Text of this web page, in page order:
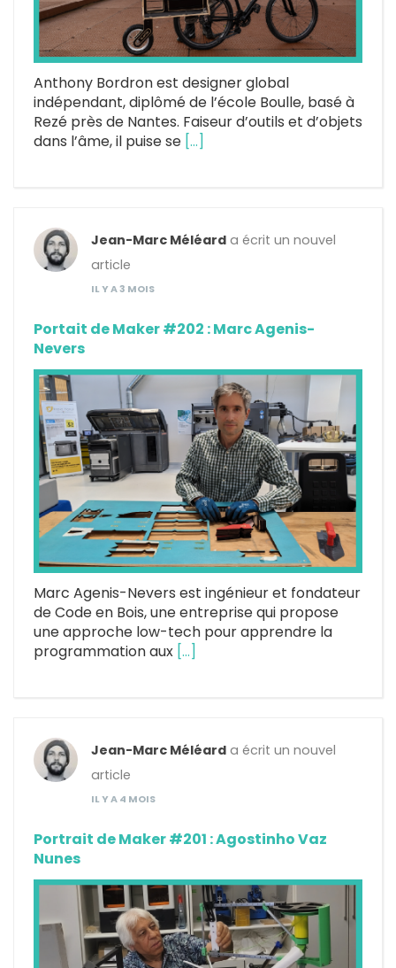
Anthony Bordron est designer global
indépendant, diplômé de l’école Boulle, basé à
Rezé près de Nantes. Faiseur d’outils et d’objets
dans l’âme, il puise se […]
Jean-Marc Méléard a écrit un nouvel
article
IL Y A 3 MOIS
Portait de Maker #202 : Marc Agenis-
Nevers
Marc Agenis-Nevers est ingénieur et fondateur
de Code en Bois, une entreprise qui propose
une approche low-tech pour apprendre la
programmation aux […]
Jean-Marc Méléard a écrit un nouvel
article
IL Y A 4 MOIS
Portrait de Maker #201 : Agostinho Vaz
Nunes